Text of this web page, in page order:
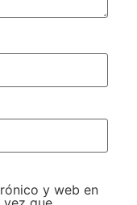
y web en